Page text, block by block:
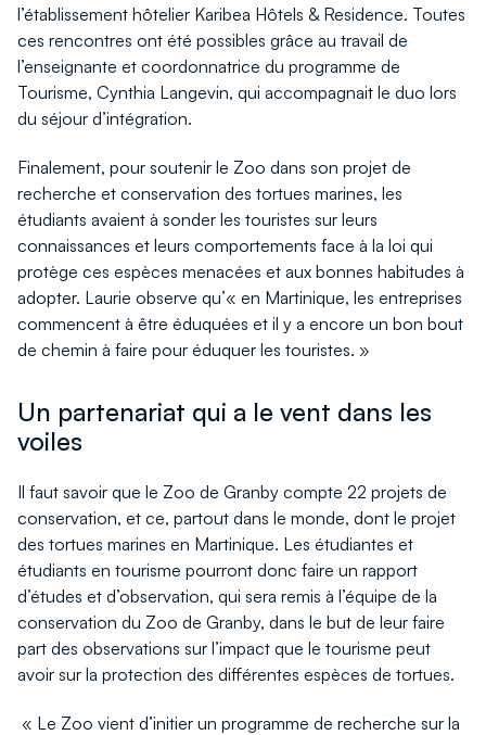
l’établissement hôtelier Karibea Hôtels & Residence. Toutes
ces rencontres ont été possibles grâce au travail de
l’enseignante et coordonnatrice du programme de
Tourisme, Cynthia Langevin, qui accompagnait le duo lors
du séjour d’intégration.
Finalement, pour soutenir le Zoo dans son projet de
recherche et conservation des tortues marines, les
étudiants avaient à sonder les touristes sur leurs
connaissances et leurs comportements face à la loi qui
protège ces espèces menacées et aux bonnes habitudes à
adopter. Laurie observe qu’« en Martinique, les entreprises
commencent à être éduquées et il y a encore un bon bout
de chemin à faire pour éduquer les touristes. »
Un partenariat qui a le vent dans les
voiles
Il faut savoir que le Zoo de Granby compte 22 projets de
conservation, et ce, partout dans le monde, dont le projet
des tortues marines en Martinique. Les étudiantes et
étudiants en tourisme pourront donc faire un rapport
d’études et d’observation, qui sera remis à l’équipe de la
conservation du Zoo de Granby, dans le but de leur faire
part des observations sur l’impact que le tourisme peut
avoir sur la protection des différentes espèces de tortues.
« Le Zoo vient d’initier un programme de recherche sur la